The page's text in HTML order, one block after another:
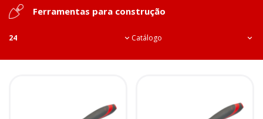
Ferramentas para construção
24 Catálogo